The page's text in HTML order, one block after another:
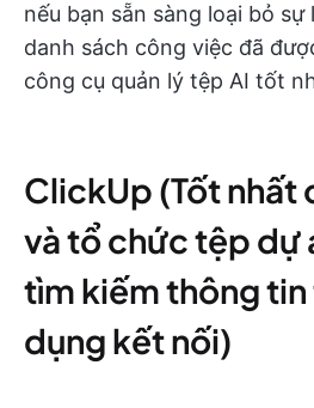
nếu bạn sẵn sàng loại bỏ sự
danh sách công việc đã
công cụ quản lý tệp AI tốt
ClickUp (Tốt nhất
và tổ chức tệp dự
tìm kiếm thông
dụng kết nối)